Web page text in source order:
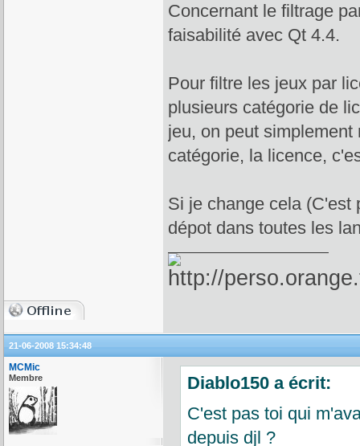
Concernant le filtrage
faisabilité avec Qt 4.4.
Pour filtre les jeux par
plusieurs catégorie de
jeu, on peut
catégorie, la licence,
Si je change cela (C'est
dépot dans toutes les
21-06-2008 15:34:48
MCMic
Membre
Diablo150 a écrit:
C'est pas toi qui
depuis djl ?